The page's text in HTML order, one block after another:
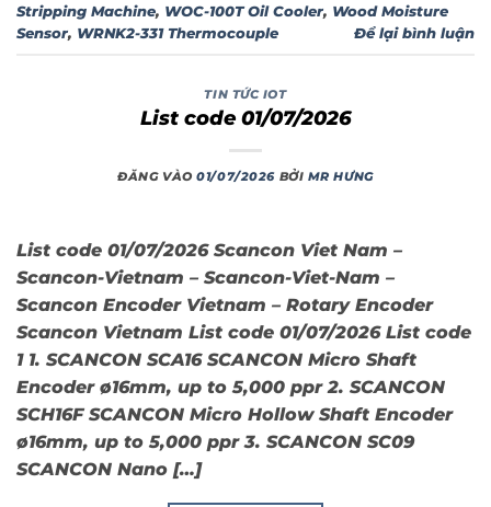
Stripping Machine, WOC-100T Oil Cooler, Wood Moisture
Sensor, WRNK2-331 Thermocouple Để lại bình luận
TIN TỨC IOT
List code 01/07/2026
ĐĂNG VÀO01/07/2026 BỞI MR HƯNG
List code 01/07/2026 Scancon Viet Nam –
Scancon-Vietnam – Scancon-Viet-Nam –
Scancon Encoder Vietnam – Rotary Encoder
Scancon Vietnam List code 01/07/2026 List code
1 1. SCANCON SCA16 SCANCON Micro Shaft
Encoder ø16mm, up to 5,000 ppr 2. SCANCON
SCH16F SCANCON Micro Hollow Shaft Encoder
ø16mm, up to 5,000 ppr 3. SCANCON SC09
SCANCON Nano […]